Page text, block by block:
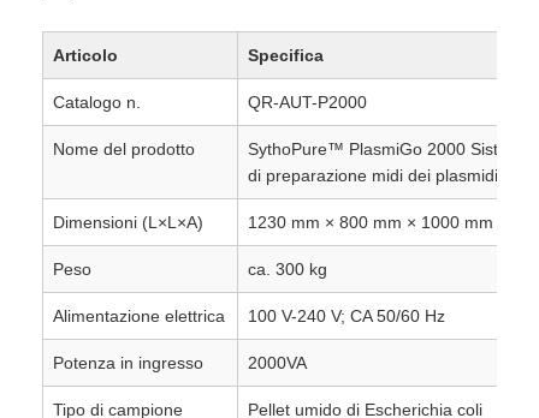
Perline magnetiche a superficie attiva
Strumenti e Consumabili Automatizzati
Articolo Specifica
Catalogo n. QR-AUT-P2000
Nome del prodotto
SythoPure™ PlasmiGo 2000 Sistema
di preparazione midi dei plasmidi
Dimensioni (L×L×A) 1230 mm × 800 mm × 1000 mm
Peso ca. 300 kg
Alimentazione elettrica 100 V-240 V; CA 50/60 Hz
Potenza in ingresso 2000VA
Tipo di campione Pellet umido di Escherichia coli